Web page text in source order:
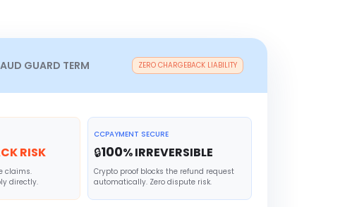
GUARD TERM ZERO CHARGEBACK LIABILITY
RISK
claims.
directly.
CCPAYMENT SECURE
🔒100% IRREVERSIBLE
Crypto proof blocks the refund request
automatically. Zero dispute risk.